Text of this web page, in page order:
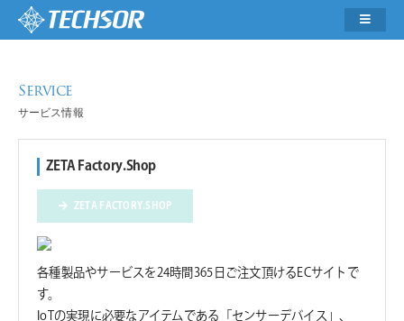
サービス情報
ZETA Factory.Shop
ZETA FACTORY.SHOP
各種製品やサービスを24時間365日ご注文頂けるECサイトで
す。
IoTの実現に必要なアイテムである「センサーデバイス」、